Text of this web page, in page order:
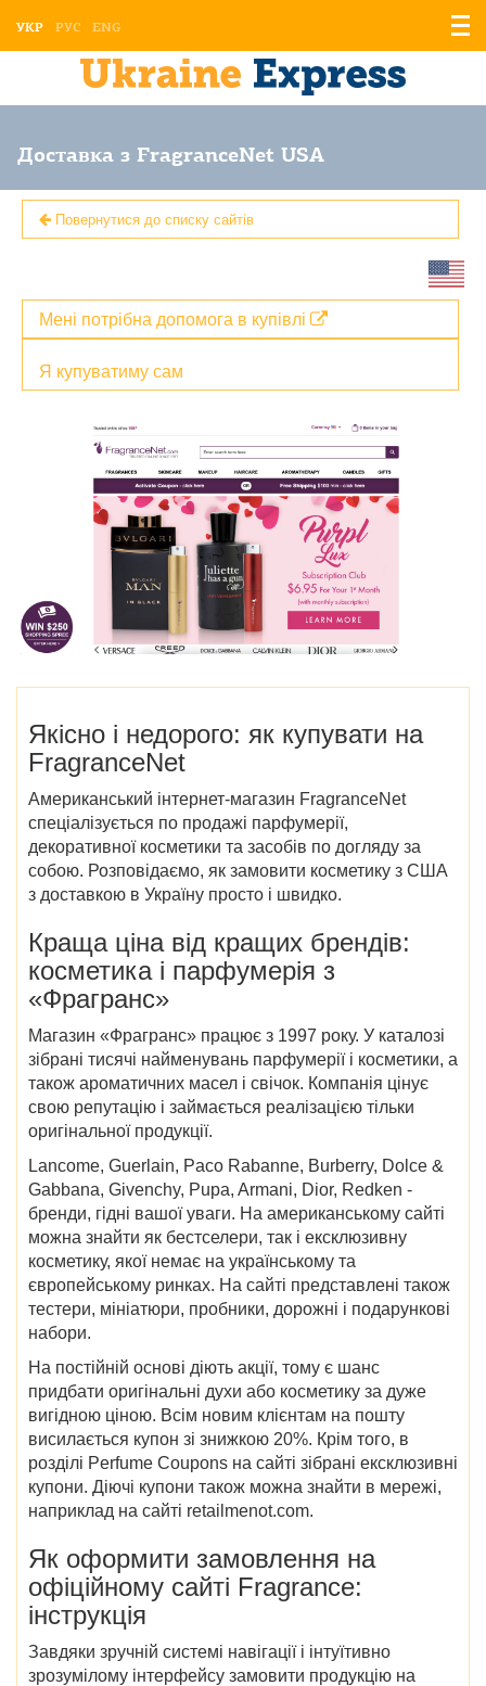
УКР РУС ENG
Доставка з FragranceNet USA
Повернутися до списку сайтів
Я купуватиму сам
Мені потрібна допомога в купівлі
Якісно і недорого: як купувати на
FragranceNet
Американський інтернет-магазин FragranceNet
спеціалізується по продажі парфумерії,
декоративної косметики та засобів по догляду за
собою. Розповідаємо, як замовити косметику з США
з доставкою в Україну просто і швидко.
Краща ціна від кращих брендів:
косметика і парфумерія з
«Фрагранс»
Магазин «Фрагранс» працює з 1997 року. У каталозі
зібрані тисячі найменувань парфумерії і косметики, а
також ароматичних масел і свічок. Компанія цінує
свою репутацію і займається реалізацією тільки
оригінальної продукції.
Lancome, Guerlain, Paco Rabanne, Burberry, Dolce &
Gabbana, Givenchy, Pupa, Armani, Dior, Redken -
бренди, гідні вашої уваги. На американському сайті
можна знайти як бестселери, так і ексклюзивну
косметику, якої немає на українському та
європейському ринках. На сайті представлені також
тестери, мініатюри, пробники, дорожні і подарункові
набори.
На постійній основі діють акції, тому є шанс
придбати оригінальні духи або косметику за дуже
вигідною ціною. Всім новим клієнтам на пошту
висилається купон зі знижкою 20%. Крім того, в
розділі Perfume Coupons на сайті зібрані ексклюзивні
купони. Діючі купони також можна знайти в мережі,
наприклад на сайті retailmenot.com.
Як оформити замовлення на
офіційному сайті Fragrance:
інструкція
Завдяки зручній системі навігації і інтуїтивно
зрозумілому інтерфейсу замовити продукцію на